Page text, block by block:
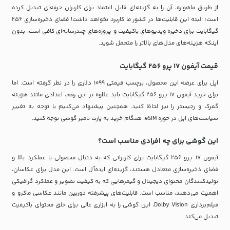
از طریق ماهواره، آن را به گزینه‌ای قابل اعتماد برای کاربران حرفه‌ای تبدیل کرده
است؛ البته این قابلیت‌ها در کشور ما کاربرد نخواهد داشت! فضای ذخیره‌سازی 256
گیگابایت برای ذخیره ویدیوهای باکیفیت و پروژه‌های چندرسانه‌ای کافی است، بدون
اینکه هزینه‌های مدل‌های بالاتر را متحمل شوید.
قیمت آیفون 17 پرو 256 گیگابایت
اپل برای عرضه این محصول، برچسب قیمتی 1099 دلاری را در نظر گرفته است. اما
برای خرید آيفون 17 پرو 256 گیگابایت باید علاوه بر این رقم، اعدادی مانند هزینه
گمرک و رجیستر را نیز لحاظ کنید. همچنین پیشنهاد می‌کنیم با توجه به تغییر
سیاست‌های اپل در حوزه eSIM، هنگام خرید به پارت نامبر گوشی توجه کنید.
این گوشی برای چه افرادی مناسب است؟
آیفون 17 پرو 256 گیگابایت برای کاربرانی که به دنبال محصولی با عملکرد بالا و
فضای ذخیره‌سازی متعادل هستند، گزینه‌ای ایده‌آل است. این مدل برای عکاسان،
تولیدکنندگان محتوای دیجیتال و گیمرهایی که به کیفیت تصویر و عملکرد گرافیکی
اهمیت می‌دهند، مناسب است. قابلیت‌های پیشرفته دوربین مانند عکاسی ماکرو و
فیلم‌برداری Dolby Vision، این گوشی را به ابزاری عالی برای خلق محتوای باکیفیت
تبدیل می‌کند.